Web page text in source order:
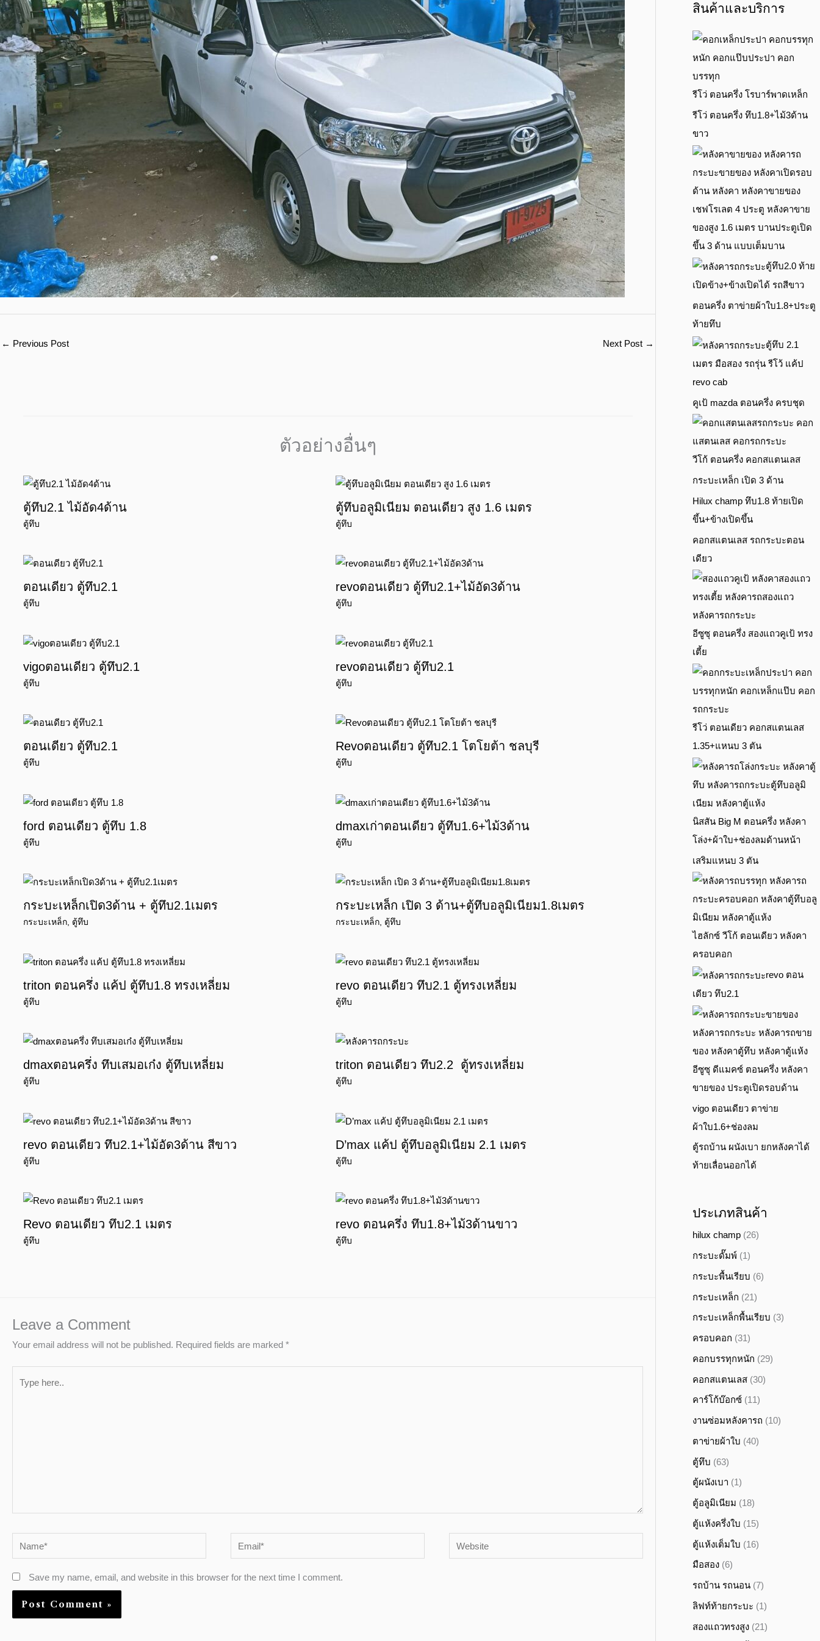
← Previous Post Next Post →
ตัวอย่างอื่นๆ
ตู้ทึบ2.1 ไม้อัด4ด้าน
ตู้ทึบ
ตู้ทึบอลูมิเนียม ตอนเดียว สูง 1.6 เมตร
ตู้ทึบ
ตอนเดียว ตู้ทึบ2.1
ตู้ทึบ
revoตอนเดียว ตู้ทึบ2.1+ไม้อัด3ด้าน
ตู้ทึบ
vigoตอนเดียว ตู้ทึบ2.1
ตู้ทึบ
revoตอนเดียว ตู้ทึบ2.1
ตู้ทึบ
ตอนเดียว ตู้ทึบ2.1
ตู้ทึบ
Revoตอนเดียว ตู้ทึบ2.1 โตโยต้า ชลบุรี
ตู้ทึบ
ford ตอนเดียว ตู้ทึบ 1.8
ตู้ทึบ
dmaxเก่าตอนเดียว ตู้ทึบ1.6+ไม้3ด้าน
ตู้ทึบ
กระบะเหล็กเปิด3ด้าน + ตู้ทึบ2.1เมตร
กระบะเหล็ก, ตู้ทึบ
กระบะเหล็ก เปิด 3 ด้าน+ตู้ทึบอลูมิเนียม1.8เมตร
กระบะเหล็ก, ตู้ทึบ
triton ตอนครึ่ง แค้ป ตู้ทึบ1.8 ทรงเหลี่ยม
ตู้ทึบ
revo ตอนเดียว ทึบ2.1 ตู้ทรงเหลี่ยม
ตู้ทึบ
dmaxตอนครึ่ง ทึบเสมอเก๋ง ตู้ทึบเหลี่ยม
ตู้ทึบ
triton ตอนเดียว ทึบ2.2 ตู้ทรงเหลี่ยม
ตู้ทึบ
revo ตอนเดียว ทึบ2.1+ไม้อัด3ด้าน สีขาว
ตู้ทึบ
D’max แค้ป ตู้ทึบอลูมิเนียม 2.1 เมตร
ตู้ทึบ
Revo ตอนเดียว ทึบ2.1 เมตร
ตู้ทึบ
revo ตอนครึ่ง ทึบ1.8+ไม้3ด้านขาว
ตู้ทึบ
Leave a Comment
Your email address will not be published. Required fields are marked *
here..
Name* Email* Website
Save my name, email, and website in this browser for the next time I comment.
สินค้าและบริการ
รีโว่ ตอนครึ่ง โรบาร์พาดเหล็ก
รีโว่ ตอนครึ่ง ทึบ1.8+ไม้3ด้าน
ขาว
เชฟโรเลต 4 ประตู หลังคาขาย
ของสูง 1.6 เมตร บานประตูเปิด
ขึ้น 3 ด้าน แบบเต็มบาน
ตู้ทึบ2.0 ท้าย
เปิดข้าง+ข้างเปิดได้ รถสีขาว
ตอนครึ่ง ตาข่ายผ้าใบ1.8+ประตู
ท้ายทึบ
ตู้ทึบ 2.1
เมตร มือสอง รถรุ่น รีโว้ แค้ป
revo cab
คูเป้ mazda ตอนครึ่ง ครบชุด
วีโก้ ตอนครึ่ง คอกสแตนเลส
กระบะเหล็ก เปิด 3 ด้าน
Hilux champ ทึบ1.8 ท้ายเปิด
ขึ้น+ข้างเปิดขึ้น
คอกสแตนเลส รถกระบะตอน
เดียว
อีซูซุ ตอนครึ่ง สองแถวคูเป้ ทรง
เตี้ย
รีโว่ ตอนเดียว คอกสแตนเลส
1.35+แหนบ 3 ตัน
นิสสัน Big M ตอนครึ่ง หลังคา
โล่ง+ผ้าใบ+ช่องลมด้านหน้า
เสริมแหนบ 3 ตัน
ไฮลักซ์ วีโก้ ตอนเดียว หลังคา
ครอบคอก
revo ตอน
เดียว ทึบ2.1
อีซูซุ ดีแมคซ์ ตอนครึ่ง หลังคา
ขายของ ประตูเปิดรอบด้าน
vigo ตอนเดียว ตาข่าย
ผ้าใบ1.6+ช่องลม
ตู้รถบ้าน ผนังเบา ยกหลังคาได้
ท้ายเลื่อนออกได้
ประเภทสินค้า
hilux champ (26)
กระบะดั๊มพ์ (1)
กระบะพื้นเรียบ (6)
กระบะเหล็ก (21)
กระบะเหล็กพื้นเรียบ (3)
ครอบคอก (31)
คอกบรรทุกหนัก (29)
คอกสแตนเลส (30)
คาร์โก้บ๊อกซ์ (11)
งานซ่อมหลังคารถ (10)
ตาข่ายผ้าใบ (40)
ตู้ทึบ (63)
ตู้ผนังเบา (1)
ตู้อลูมิเนียม (18)
ตู้แห้งครึ่งใบ (15)
ตู้แห้งเต็มใบ (16)
มือสอง (6)
รถบ้าน รถนอน (7)
ลิฟท์ท้ายกระบะ (1)
สองแถวทรงสูง (21)